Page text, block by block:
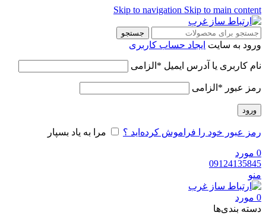
Skip to navigation Skip to main content
جستجو
ورود به سایت ایجاد حساب کاربری
نام کاربری یا آدرس ایمیل * الزامی
رمز عبور * الزامی
ورود
رمز عبور خود را فراموش کرده‌اید ؟ مرا به یاد بسپار
0 مورد
09124135845
منو
0 مورد
دسته‌ بندی‌ها